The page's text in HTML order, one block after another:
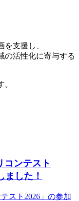
支援し、
の活性化に寄与する
コンテスト
ました！
スト2026」の参加